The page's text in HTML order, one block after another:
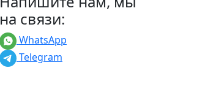
на связи:
WhatsApp
Telegram